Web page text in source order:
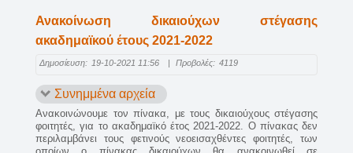
Ανακοίνωση δικαιούχων στέγασης
ακαδημαϊκού έτους 2021-2022
Δημοσίευση: 19-10-2021 11:56 | Προβολές: 4119
Συνημμένα αρχεία
Ανακοινώνουμε τον πίνακα, με τους δικαιούχους στέγασης
φοιτητές, για το ακαδημαϊκό έτος 2021-2022. Ο πίνακας δεν
περιλαμβάνει τους φετινούς νεοεισαχθέντες φοιτητές, των